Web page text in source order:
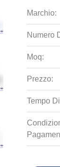
Marchio:
Numero
Moq:
Prezzo:
Tempo